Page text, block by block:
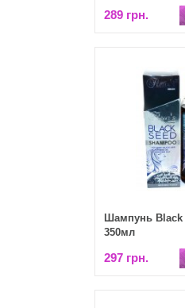
289 грн.
Шампунь Black
350мл
297 грн.